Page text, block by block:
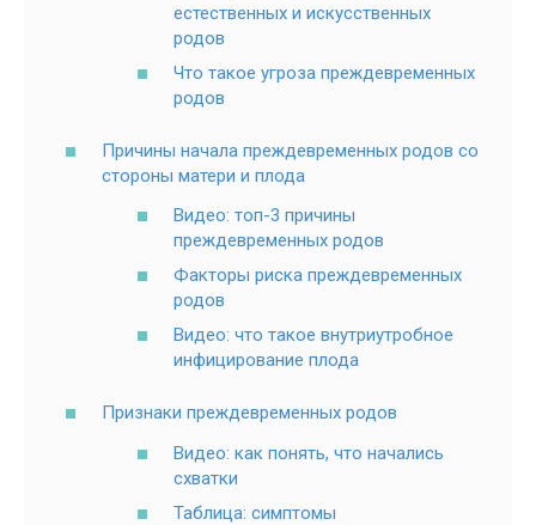
естественных и искусственных
родов
Что такое угроза преждевременных
родов
Причины начала преждевременных родов со
стороны матери и плода
Видео: топ-3 причины
преждевременных родов
Факторы риска преждевременных
родов
Видео: что такое внутриутробное
инфицирование плода
Признаки преждевременных родов
Видео: как понять, что начались
схватки
Таблица: симптомы